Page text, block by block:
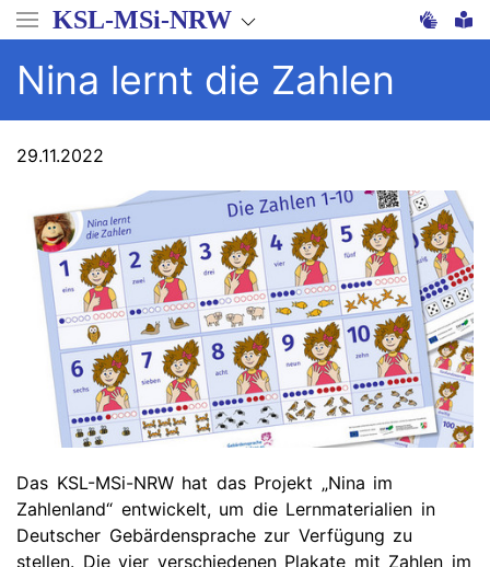
Direkt
zum
Inhalt
KSL-MSi-NRW
Nina lernt die Zahlen
29.11.2022
Das KSL-MSi-NRW hat das Projekt „Nina im
Zahlenland“ entwickelt, um die Lernmaterialien in
Deutscher Gebärdensprache zur Verfügung zu
stellen. Die vier verschiedenen Plakate mit Zahlen im